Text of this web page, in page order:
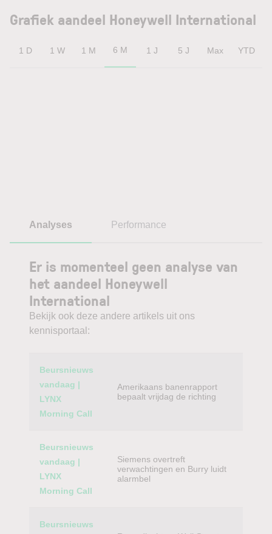
Grafiek aandeel Honeywell International
1 D 1 W 1 M 6 M 1 J 5 J Max YTD
Analyses Performance
Er is momenteel geen analyse van
het aandeel Honeywell
International
Bekijk ook deze andere artikels uit ons
kennisportaal:
Category
Beursnieuws
vandaag |
LYNX
Morning Call
Amerikaans banenrapport
bepaalt vrijdag de richting
Beursnieuws
vandaag |
LYNX
Morning Call
Siemens overtreft
verwachtingen en Burry luidt
alarmbel
Beursnieuws